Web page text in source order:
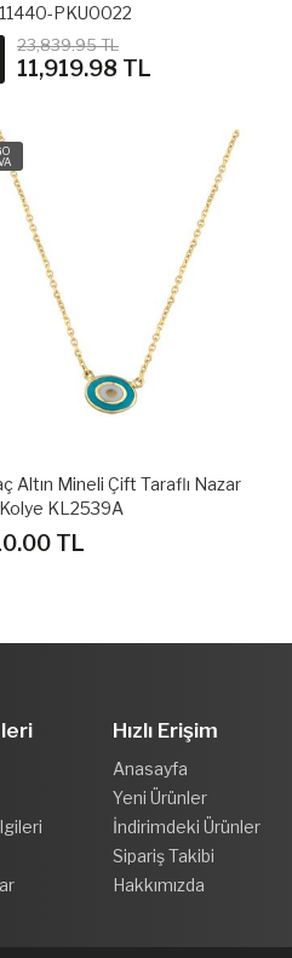
PKU0022
23,839.95 TL
11,919.98 TL
Altın Mineli Çift Taraflı Nazar
KL2539A
TL
Hızlı Erişim
Anasayfa
Yeni Ürünler
İndirimdeki Ürünler
Sipariş Takibi
Hakkımızda